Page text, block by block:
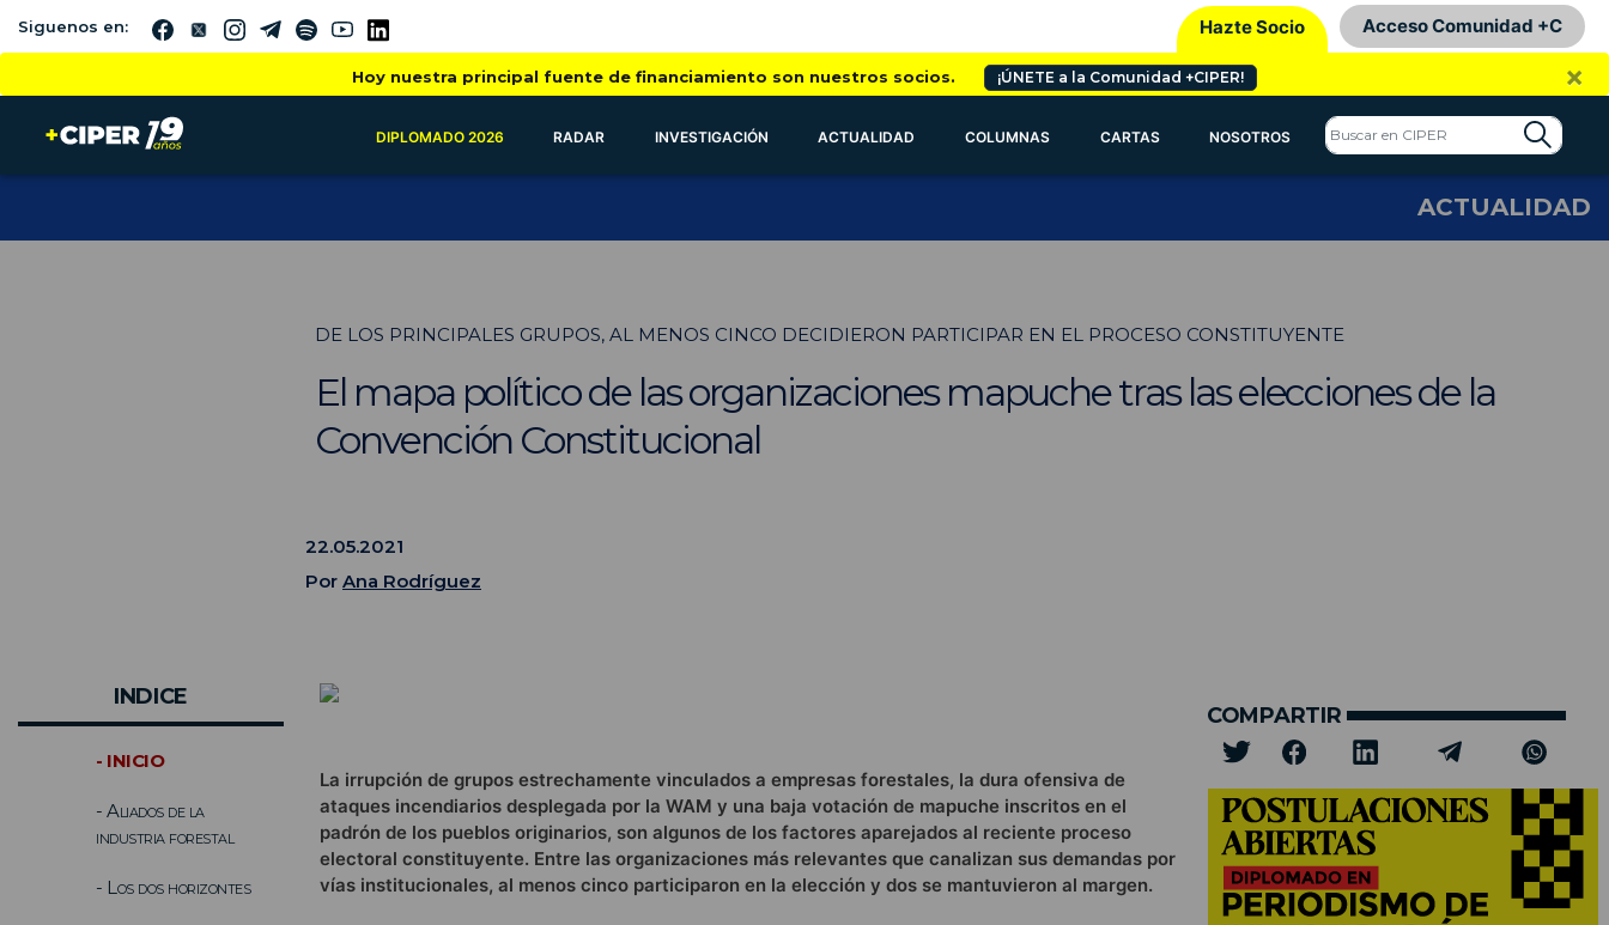
Siguenos en: Hazte Socio Acceso Comunidad +C
Hoy nuestra principal fuente de financiamiento son nuestros socios. ¡ÚNETE a la Comunidad +CIPER! ×
DIPLOMADO 2026 RADAR INVESTIGACIÓN ACTUALIDAD COLUMNAS CARTAS NOSOTROS
ACTUALIDAD
DE LOS PRINCIPALES GRUPOS, AL MENOS CINCO DECIDIERON PARTICIPAR EN EL PROCESO CONSTITUYENTE
El mapa político de las organizaciones mapuche tras las elecciones de la
Convención Constitucional
22.05.2021
Por Ana Rodríguez
INDICE
- INICIO
- Aliados de la
industria forestal
- Los dos horizontes
La irrupción de grupos estrechamente vinculados a empresas forestales, la dura ofensiva de
ataques incendiarios desplegada por la WAM y una baja votación de mapuche inscritos en el
padrón de los pueblos originarios, son algunos de los factores aparejados al reciente proceso
electoral constituyente. Entre las organizaciones más relevantes que canalizan sus demandas por
vías institucionales, al menos cinco participaron en la elección y dos se mantuvieron al margen.
COMPARTIR